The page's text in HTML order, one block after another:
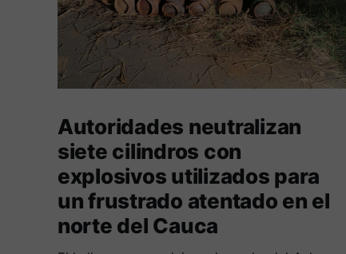
Autoridades neutralizan
siete cilindros con
explosivos utilizados para
un frustrado atentado en el
norte del Cauca